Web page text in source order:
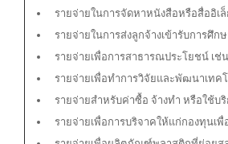
รายจ่ายในการจัดหาหนังสือหรือสื่ออิเ
รายจ่ายในการส่งลูกจ้างเข้ารับการศึก
รายจ่ายเพื่อการสาธารณประโยชน์ เช่
รายจ่ายเพื่อทำการวิจัยและพัฒนาเทค
รายจ่ายสำหรับค่าซื้อ จ้างทำ หรือใช้บ
รายจ่ายเพื่อการบริจาคให้แก่กองทุนเ